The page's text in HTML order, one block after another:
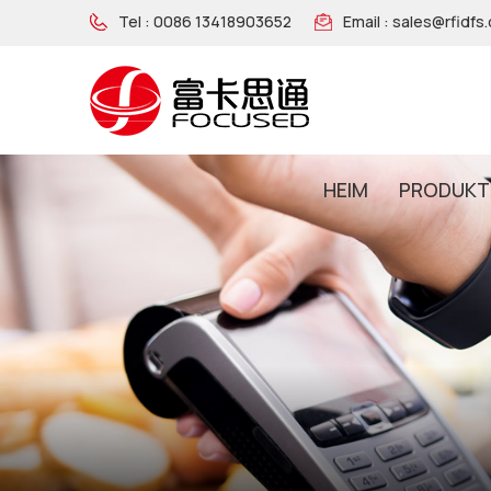
Tel : 0086 13418903652 Email :
HEIM